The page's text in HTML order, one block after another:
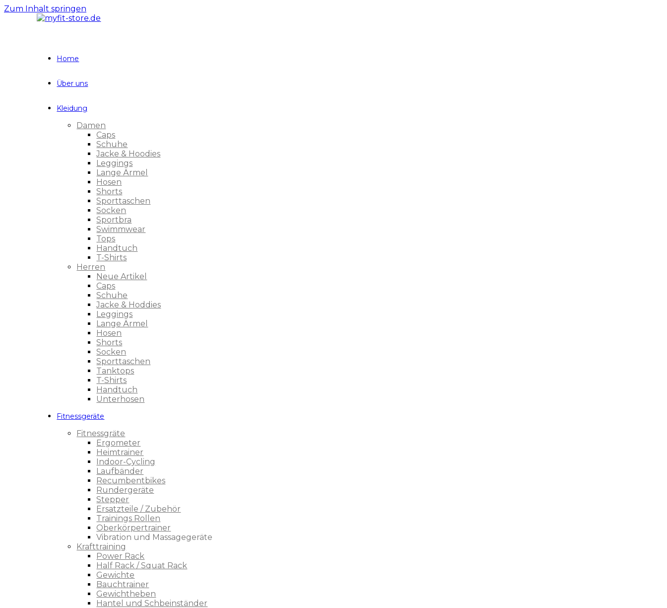
Zum Inhalt springen
Home
Über uns
Kleidung
Damen
Caps
Schuhe
Jacke & Hoodies
Leggings
Lange Ärmel
Hosen
Shorts
Sporttaschen
Socken
Sportbra
Swimmwear
Tops
Handtuch
T-Shirts
Herren
Neue Artikel
Caps
Schuhe
Jacke & Hoddies
Leggings
Lange Ärmel
Hosen
Shorts
Socken
Sporttaschen
Tanktops
T-Shirts
Handtuch
Unterhosen
Fitnessgeräte
Fitnessgräte
Ergometer
Heimtrainer
Indoor-Cycling
Laufbänder
Recumbentbikes
Rundergeräte
Stepper
Ersatzteile / Zubehör
Trainings Rollen
Oberkörpertrainer
Vibration und Massagegeräte
Krafttraining
Power Rack
Half Rack / Squat Rack
Gewichte
Bauchtrainer
Gewichtheben
Hantel und Schbeinständer